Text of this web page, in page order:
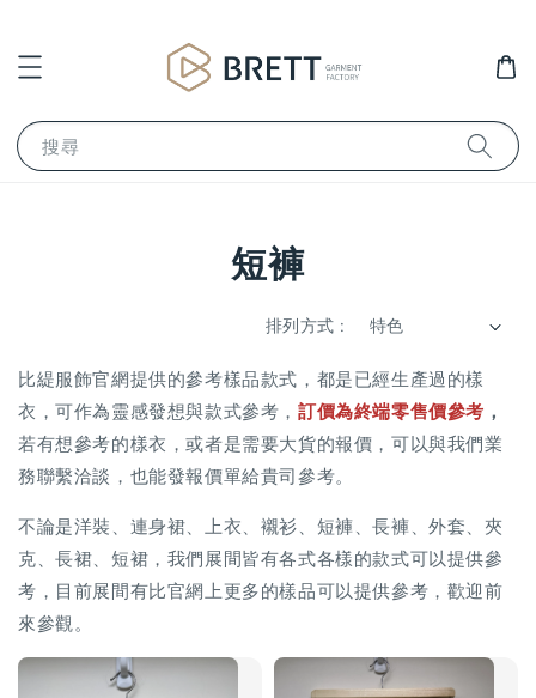
搜尋
短褲
排列方式 :
比緹服飾官網提供的參考樣品款式，都是已經生產過的樣
衣，可作為靈感發想與款式參考，訂價為終端零售價參考 ，
若有想參考的樣衣，或者是需要大貨的報價，可以與我們業
務聯繫洽談，也能發報價單給貴司參考。
不論是洋裝、連身裙、上衣、襯衫、短褲、長褲、外套、夾
克、長裙、短裙，我們展間皆有各式各樣的款式可以提供參
考，目前展間有比官網上更多的樣品可以提供參考，歡迎前
來參觀。